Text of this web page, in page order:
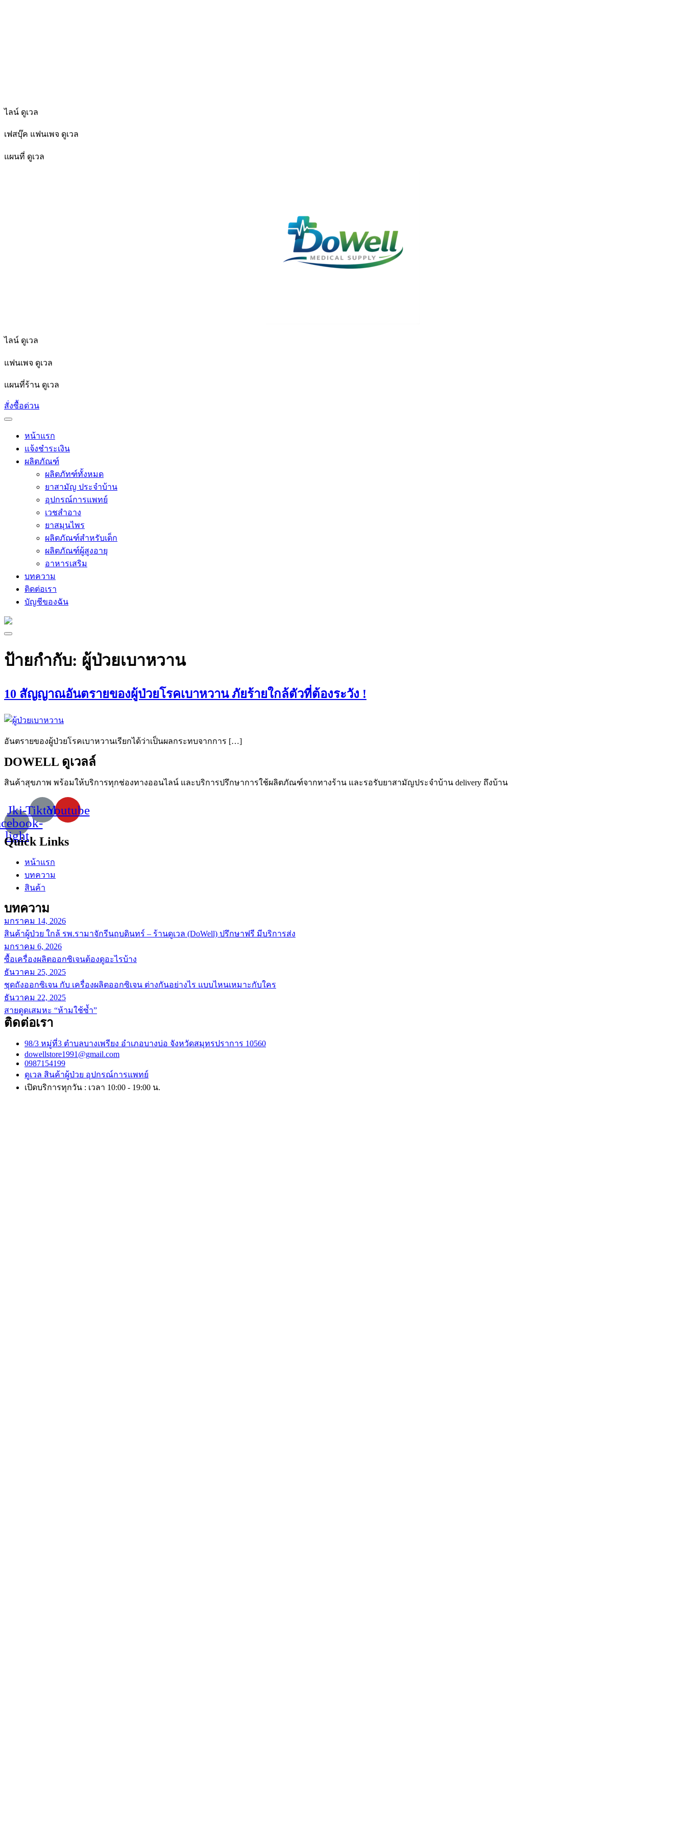
ไลน์ ดูเวล
เฟสบุ๊ค แฟนเพจ ดูเวล
แผนที่ ดูเวล
ไลน์ ดูเวล
แฟนเพจ ดูเวล
แผนที่ร้าน ดูเวล
สั่งซื้อด่วน
หน้าแรก
แจ้งชำระเงิน
ผลิตภัณฑ์
ผลิตภัทฑ์ทั้งหมด
ยาสามัญ ประจำบ้าน
อุปกรณ์การแพทย์
เวชสำอาง
ยาสมุนไพร
ผลิตภัณฑ์สำหรับเด็ก
ผลิตภัณฑ์ผู้สูงอายุ
อาหารเสริม
บทความ
ติดต่อเรา
บัญชีของฉัน
ป้ายกำกับ: ผู้ป่วยเบาหวาน
10 สัญญาณอันตรายของผู้ป่วยโรคเบาหวาน ภัยร้ายใกล้ตัวที่ต้องระวัง !
อันตรายของผู้ป่วยโรคเบาหวานเรียกได้ว่าเป็นผลกระทบจากการ […]
DOWELL ดูเวลล์
สินค้าสุขภาพ พร้อมให้บริการทุกช่องทางออนไลน์ และบริการปรึกษาการใช้ผลิตภัณฑ์จากทางร้าน และรอรับยาสามัญประจำบ้าน delivery ถึงบ้าน
Jki-
light
TiktokYoutube
Quick Links
หน้าแรก
บทความ
สินค้า
บทความ
มกราคม 14, 2026
สินค้าผู้ป่วย ใกล้ รพ.รามาจักรีนฤบดินทร์ – ร้านดูเวล (DoWell) ปรึกษาฟรี มีบริการส่ง
มกราคม 6, 2026
ซื้อเครื่องผลิตออกซิเจนต้องดูอะไรบ้าง
ธันวาคม 25, 2025
ชุดถังออกซิเจน กับ เครื่องผลิตออกซิเจน ต่างกันอย่างไร แบบไหนเหมาะกับใคร
ธันวาคม 22, 2025
สายดูดเสมหะ “ห้ามใช้ซ้ำ”
ติดต่อเรา
98/3 หมู่ที่3 ตำบลบางเพรียง อำเภอบางบ่อ จังหวัดสมุทรปราการ 10560
dowellstore1991@gmail.com
0987154199
ดูเวล สินค้าผู้ป่วย อุปกรณ์การแพทย์
เปิดบริการทุกวัน : เวลา 10:00 - 19:00 น.